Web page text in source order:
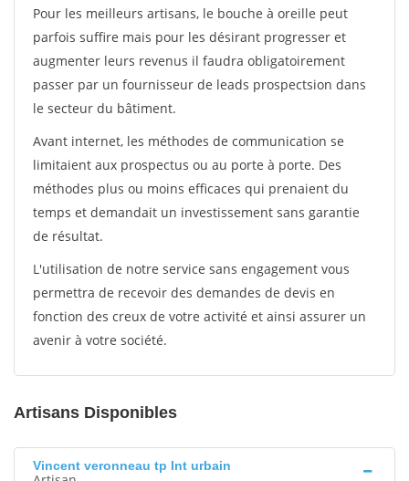
Pour les meilleurs artisans, le bouche à oreille peut
parfois suffire mais pour les désirant progresser et
augmenter leurs revenus il faudra obligatoirement
passer par un fournisseur de leads prospectsion dans
le secteur du bâtiment.
Avant internet, les méthodes de communication se
limitaient aux prospectus ou au porte à porte. Des
méthodes plus ou moins efficaces qui prenaient du
temps et demandait un investissement sans garantie
de résultat.
L'utilisation de notre service sans engagement vous
permettra de recevoir des demandes de devis en
fonction des creux de votre activité et ainsi assurer un
avenir à votre société.
Artisans Disponibles
Vincent veronneau tp Int urbain